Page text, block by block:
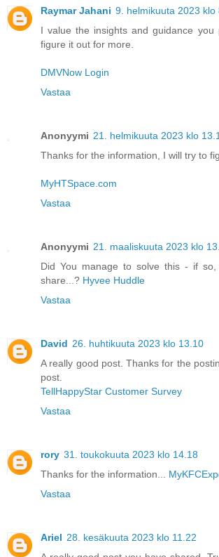
Raymar Jahani 9. helmikuuta 2023 klo
I value the insights and guidance
figure it out for more.
DMVNow Login
Vastaa
Anonyymi 21. helmikuuta 2023 klo
Thanks for the information, I will try to
MyHTSpace.com
Vastaa
Anonyymi 21. maaliskuuta 2023 klo
Did You manage to solve this - if
share...? Hyvee Huddle
Vastaa
David 26. huhtikuuta 2023 klo 13.10
A really good post. Thanks for the
post.
TellHappyStar Customer Survey
Vastaa
rory 31. toukokuuta 2023 klo 14.18
Thanks for the information...
Vastaa
Ariel 28. kesäkuuta 2023 klo 11.22